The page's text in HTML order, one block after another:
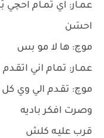
عمـار: اي تمـام
احسَن
موچ: ها لا مو بس
عمـار: تمام اني
موچ: تقـدم الي وي
وصرت افكر باديه
قرب عليـه كلش